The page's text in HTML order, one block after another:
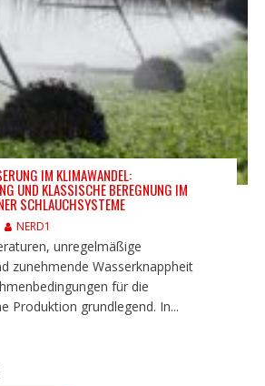
IM KLIMAWANDEL:
UND KLASSISCHE BEREGNUNG IM
SCHLAUCHSYSTEME
NERD1
unregelmäßige
zunehmende Wasserknappheit
für die
Produktion grundlegend. In...